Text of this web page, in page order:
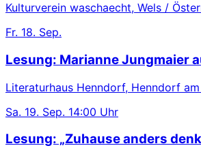
Kulturverein waschaecht, Wels /
Fr. 18. Sep.
Lesung: Marianne Jungmaier
Literaturhaus Henndorf, Henndorf
Sa. 19. Sep. 14:00 Uhr
Lesung: „Zuhause anders